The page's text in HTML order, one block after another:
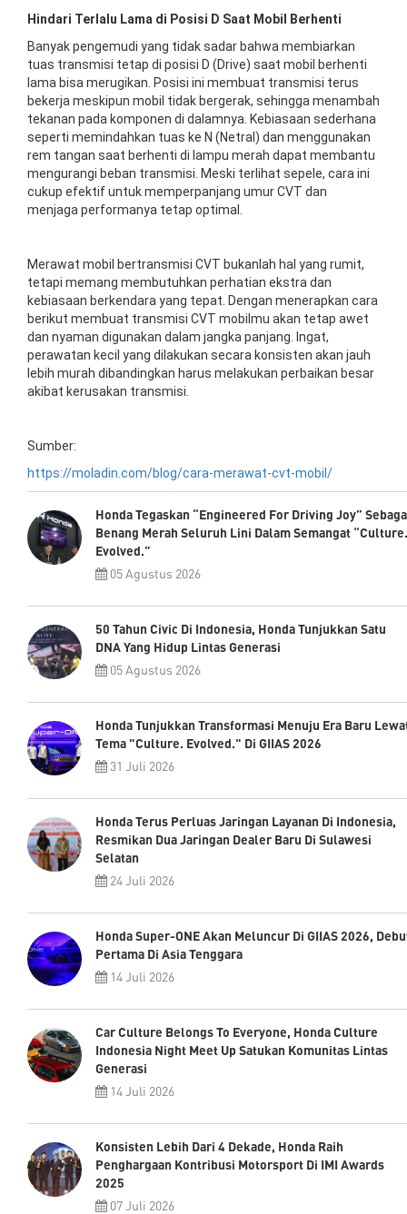
Hindari Terlalu Lama di Posisi D Saat Mobil Berhenti
Banyak pengemudi yang tidak sadar bahwa membiarkan
tuas transmisi tetap di posisi D (Drive) saat mobil berhenti
lama bisa merugikan. Posisi ini membuat transmisi terus
bekerja meskipun mobil tidak bergerak, sehingga menambah
tekanan pada komponen di dalamnya. Kebiasaan sederhana
seperti memindahkan tuas ke N (Netral) dan menggunakan
rem tangan saat berhenti di lampu merah dapat membantu
mengurangi beban transmisi. Meski terlihat sepele, cara ini
cukup efektif untuk memperpanjang umur CVT dan
menjaga performanya tetap optimal.
Merawat mobil bertransmisi CVT bukanlah hal yang rumit,
tetapi memang membutuhkan perhatian ekstra dan
kebiasaan berkendara yang tepat. Dengan menerapkan cara
berikut membuat transmisi CVT mobilmu akan tetap awet
dan nyaman digunakan dalam jangka panjang. Ingat,
perawatan kecil yang dilakukan secara konsisten akan jauh
lebih murah dibandingkan harus melakukan perbaikan besar
akibat kerusakan transmisi.
Sumber:
https://moladin.com/blog/cara-merawat-cvt-mobil/
Honda Tegaskan “Engineered For Driving Joy”
Benang Merah Seluruh Lini Dalam Semangat “Culture.
Evolved.”
05 Agustus 2026
50 Tahun Civic Di Indonesia, Honda Tunjukkan Satu
DNA Yang Hidup Lintas Generasi
05 Agustus 2026
Honda Tunjukkan Transformasi Menuju Era Baru
Tema "Culture. Evolved." Di GIIAS 2026
31 Juli 2026
Honda Terus Perluas Jaringan Layanan Di Indonesia,
Resmikan Dua Jaringan Dealer Baru Di Sulawesi
Selatan
24 Juli 2026
Honda Super-ONE Akan Meluncur Di GIIAS 2026,
Pertama Di Asia Tenggara
14 Juli 2026
Car Culture Belongs To Everyone, Honda Culture
Indonesia Night Meet Up Satukan Komunitas Lintas
Generasi
14 Juli 2026
Konsisten Lebih Dari 4 Dekade, Honda Raih
Penghargaan Kontribusi Motorsport Di IMI Awards
2025
07 Juli 2026